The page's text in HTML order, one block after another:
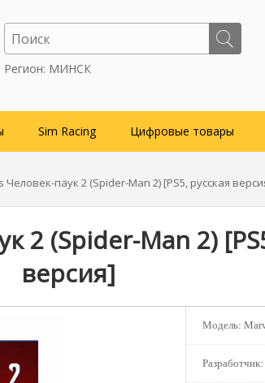
Регион: МИНСК
Sim Racing Цифровые товары
Человек-паук 2 (Spider-Man 2) [PS5, русская
2 (Spider-Man 2)
версия]
Модель:
Разработчик: